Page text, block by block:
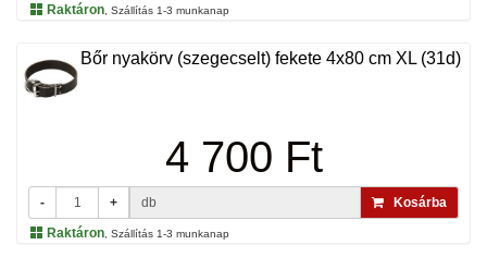
Raktáron , Szállítás 1-3 munkanap
Bőr nyakörv (szegecselt) fekete 4x80 cm XL (31d)
4 700 Ft
- + db
Kosárba
Raktáron , Szállítás 1-3 munkanap